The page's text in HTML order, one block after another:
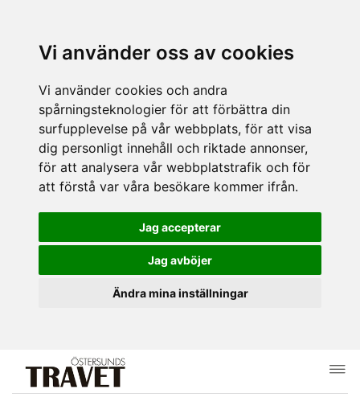
Vi använder oss av cookies
Vi använder cookies och andra
spårningsteknologier för att förbättra din
surfupplevelse på vår webbplats, för att visa
dig personligt innehåll och riktade annonser,
för att analysera vår webbplatstrafik och för
att förstå var våra besökare kommer ifrån.
Jag accepterar
Jag avböjer
Ändra mina inställningar